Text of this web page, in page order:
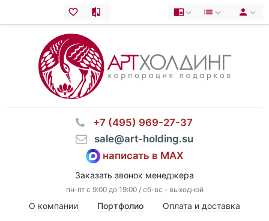
⠀+7 (495) 969-27-37
⠀sale@art-holding.su
написать в MAX
Заказать звонок менеджера
пн-пт с 9:00 до 19:00 / сб-вс - выходной
О компании Портфолио Оплата и доставка